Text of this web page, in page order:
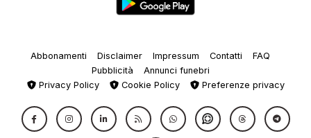
Abbonamenti Disclaimer Impressum Contatti
FAQ
Pubblicità
Annunci funebri
Privacy Policy
Cookie Policy Preferenze privacy